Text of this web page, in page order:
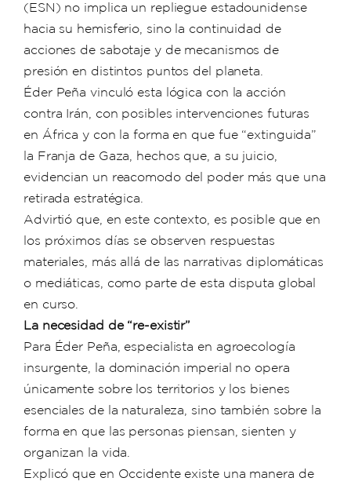
(ESN) no implica un repliegue estadounidense
hacia su hemisferio, sino la continuidad de
acciones de sabotaje y de mecanismos de
presión en distintos puntos del planeta.
Éder Peña vinculó esta lógica con la acción
contra Irán, con posibles intervenciones futuras
en África y con la forma en que fue “extinguida”
la Franja de Gaza, hechos que, a su juicio,
evidencian un reacomodo del poder más que una
retirada estratégica.
Advirtió que, en este contexto, es posible que en
los próximos días se observen respuestas
materiales, más allá de las narrativas diplomáticas
o mediáticas, como parte de esta disputa global
en curso.
La necesidad de “re-existir”
Para Éder Peña, especialista en agroecología
insurgente, la dominación imperial no opera
únicamente sobre los territorios y los bienes
esenciales de la naturaleza, sino también sobre la
forma en que las personas piensan, sienten y
organizan la vida.
Explicó que en Occidente existe una manera de